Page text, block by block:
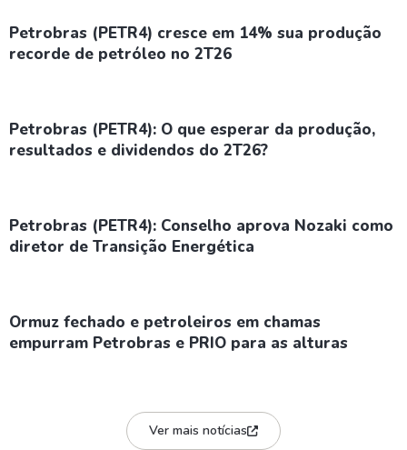
Petrobras (PETR4) cresce em 14% sua produção
recorde de petróleo no 2T26
Petrobras (PETR4): O que esperar da produção,
resultados e dividendos do 2T26?
Petrobras (PETR4): Conselho aprova Nozaki como
diretor de Transição Energética
Ormuz fechado e petroleiros em chamas
empurram Petrobras e PRIO para as alturas
Ver mais notícias